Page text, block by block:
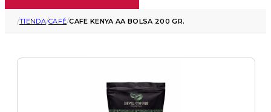
/TIENDA/CAFÉ/CAFE KENYA AA BOLSA 200 GR.